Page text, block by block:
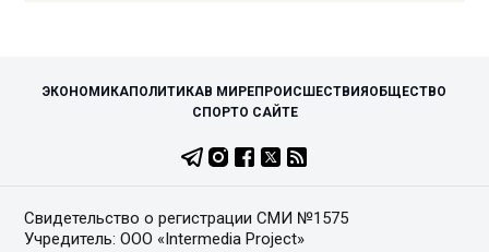
ЭКОНОМИКАПОЛИТИКАВ МИРЕПРОИСШЕСТВИЯ ОБЩЕСТВО
СПОРТО САЙТЕ
Свидетельство о регистрации СМИ №1575
Учредитель: ООО «Intermedia Project»